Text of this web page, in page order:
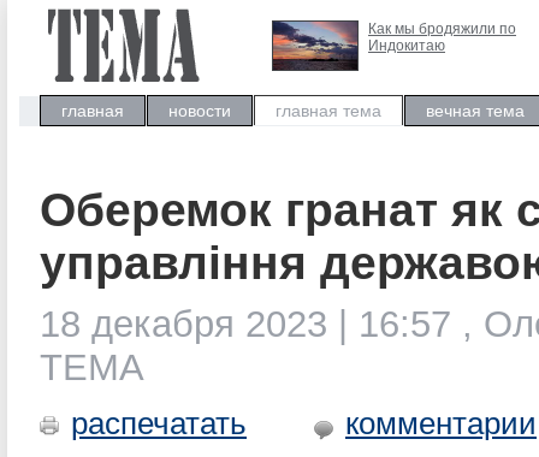
Как мы бродяжили по
Индокитаю
главная новости главная тема вечная тема
Оберемок гранат як
управління
18 декабря 2023 | 16:57 ,
ТЕМА
распечатать комментарии